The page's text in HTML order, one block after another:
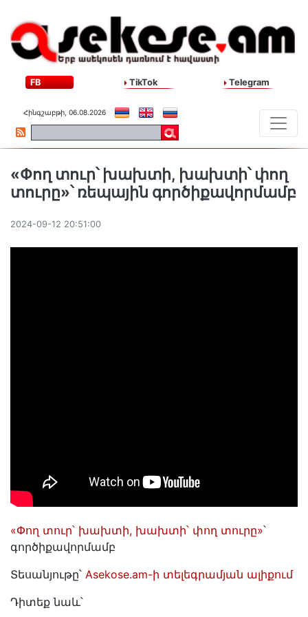
FB TikTok Telegram
Հինգշաբթի, 06.08.2026
«Փող տուր՝ խախտի, խախտի՝ փող
տուրը»՝ ռեպային գործիքավորմամբ
2024-09-12 20:51:00
«Փող տուր՝ խախտի, խախտի՝ փող տուրը»՝
գործիքավորմամբ
Տեսանյութը՝ Asekose.am-ի տելեգրամյան ալիքում
Դիտեք նաև՝